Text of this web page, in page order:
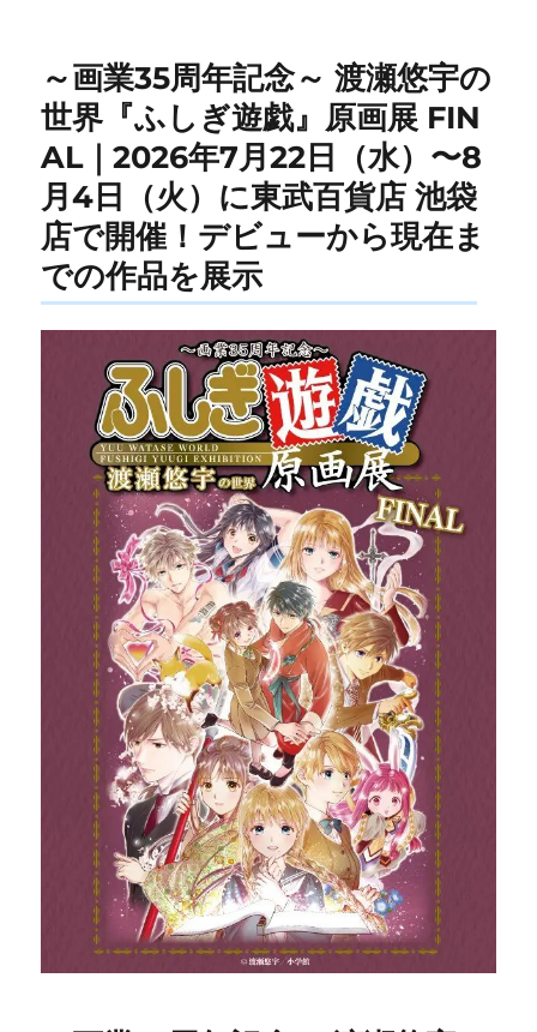
～画業35周年記念～ 渡瀬悠宇の
世界『ふしぎ遊戯』原画展 FIN
AL｜2026年7月22日（水）〜8
月4日（火）に東武百貨店 池袋
店で開催！デビューから現在ま
での作品を展示